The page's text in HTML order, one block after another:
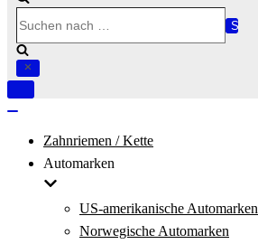
nach …
Navigation
Zahnriemen / Kette
Automarken
US-amerikanische Automarken
Norwegische Automarken